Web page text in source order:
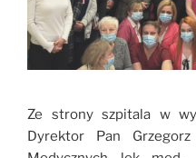
Ze strony szpitala w
Dyrektor Pan